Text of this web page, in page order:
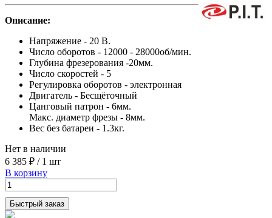
Описание:
Напряжение - 20 В.
Число оборотов - 12000 - 28000об/мин.
Глубина фрезерования -20мм.
Число скоростей - 5
Регулировка оборотов - электронная
Двигатель - Бесщёточный
Цанговый патрон - 6мм.
Макс. диаметр фрезы - 8мм.
Вес без батареи - 1.3кг.
Нет в наличии
6 385 ₽ / 1 шт
В корзину
Быстрый заказ